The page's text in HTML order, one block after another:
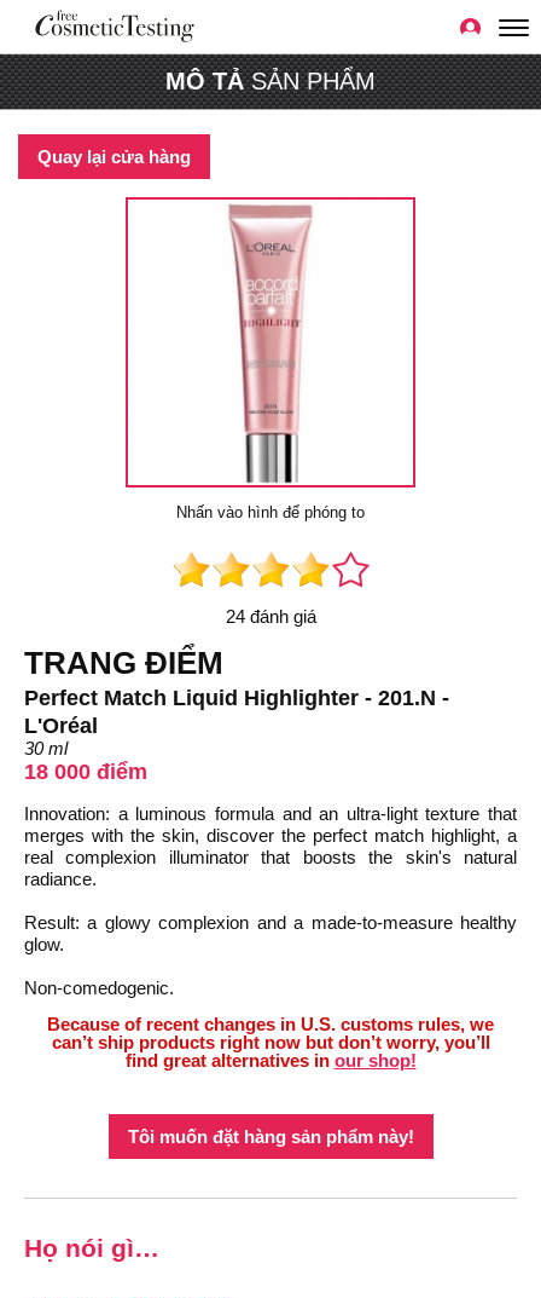
MÔ TẢSẢN PHẨM
Quay lại cửa hàng
Nhấn vào hình để phóng to
24 đánh giá
TRANG ĐIỂM
Perfect Match Liquid Highlighter - 201.N -
L'Oréal
30 ml
18 000 điểm
Innovation: a luminous formula and an ultra-light texture that
merges with the skin, discover the perfect match highlight, a
real complexion illuminator that boosts the skin's natural
radiance.
Result: a glowy complexion and a made-to-measure healthy
glow.
Non-comedogenic.
Because of recent changes in U.S. customs rules, we
can’t ship products right now but don’t worry, you’ll
find great alternatives in our shop!
Tôi muốn đặt hàng sản phẩm này!
Họ nói gì…